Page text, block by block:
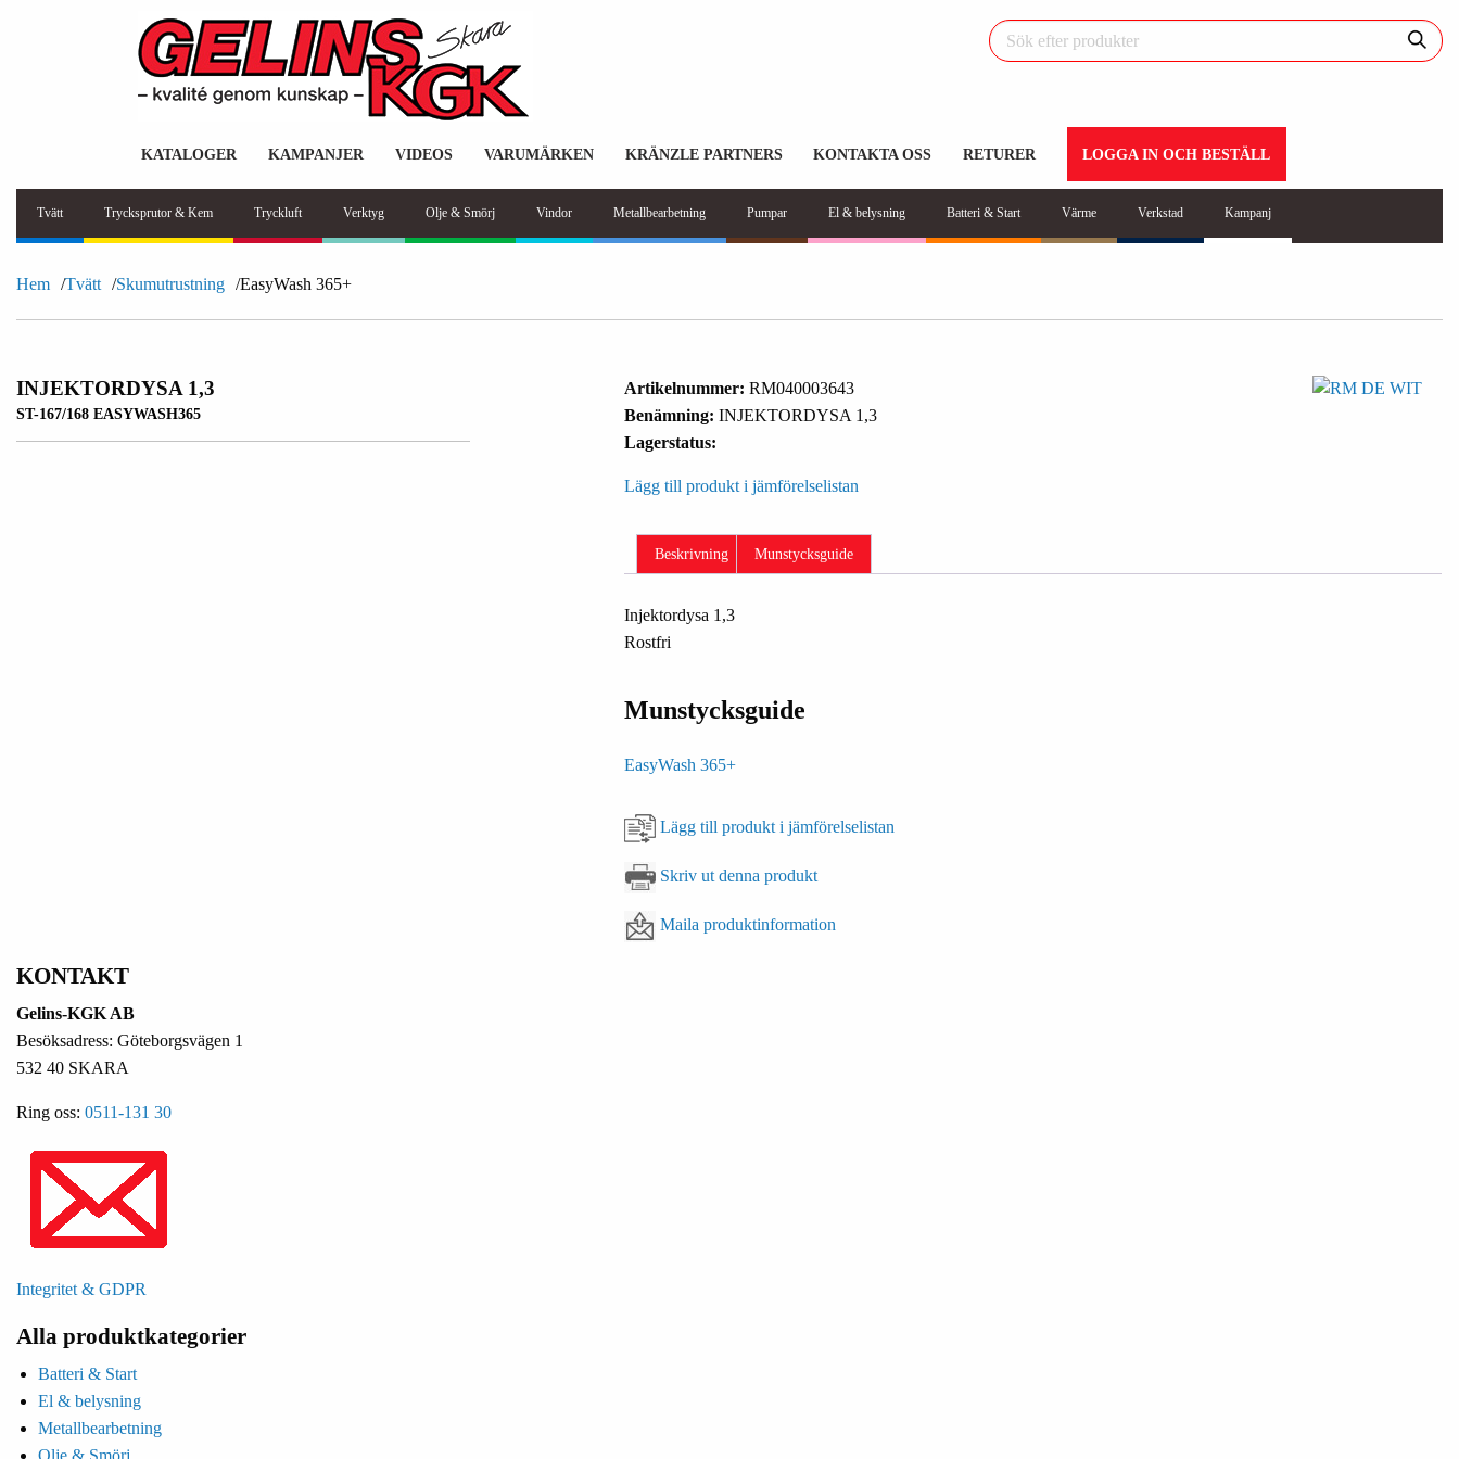
KATALOGER KAMPANJER VIDEOS VARUMÄRKEN KRÄNZLE PARTNERS KONTAKTA OSS RETURER LOGGA IN OCH BESTÄLL
Tvätt Trycksprutor & Kem Tryckluft Verktyg Olje & Smörj Vindor Metallbearbetning Pumpar El & belysning Batteri & Start Värme Verkstad Kampanj
Hem Tvätt Skumutrustning EasyWash 365+
INJEKTORDYSA 1,3
ST-167/168 EASYWASH365
Artikelnummer: RM040003643
Benämning: INJEKTORDYSA 1,3
Lagerstatus:
Lägg till produkt i jämförelselistan
Beskrivning Munstycksguide
Injektordysa 1,3
Rostfri
Munstycksguide
EasyWash 365+
Lägg till produkt i jämförelselistan
Skriv ut denna produkt
Maila produktinformation
KONTAKT
Gelins-KGK AB
Besöksadress: Göteborgsvägen 1
532 40 SKARA
Ring oss: 0511-131 30
Integritet & GDPR
Alla produktkategorier
Batteri & Start
El & belysning
Metallbearbetning